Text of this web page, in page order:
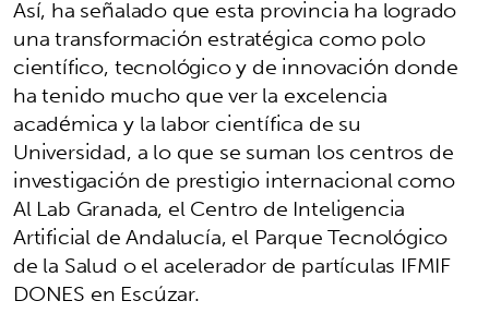
Así, ha señalado que esta provincia ha logrado
una transformación estratégica como polo
científico, tecnológico y de innovación donde
ha tenido mucho que ver la excelencia
académica y la labor científica de su
Universidad, a lo que se suman los centros de
investigación de prestigio internacional como
Al Lab Granada, el Centro de Inteligencia
Artificial de Andalucía, el Parque Tecnológico
de la Salud o el acelerador de partículas IFMIF
DONES en Escúzar.